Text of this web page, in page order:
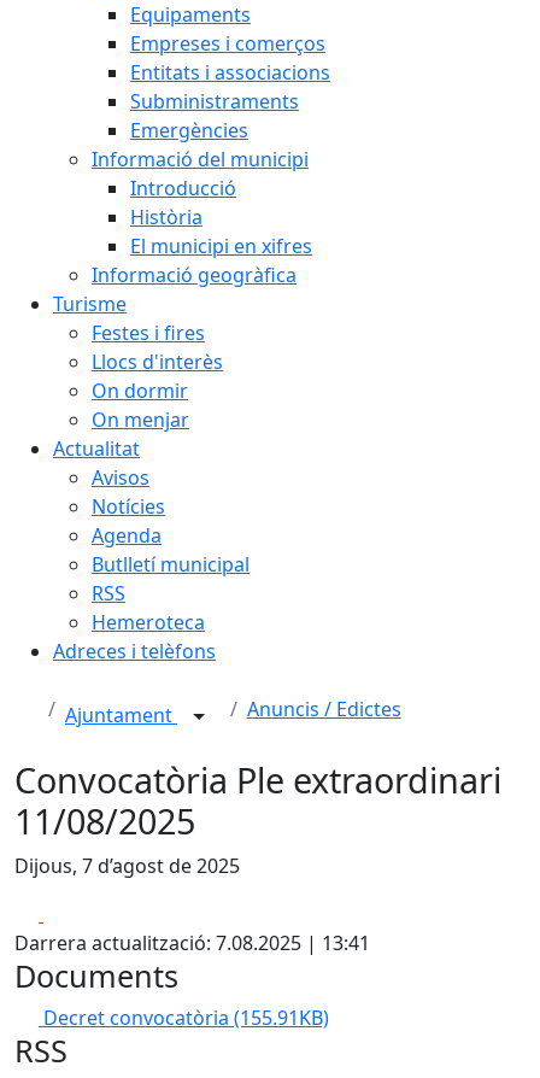
Equipaments
Empreses i comerços
Entitats i associacions
Subministraments
Emergències
Informació del municipi
Introducció
Història
El municipi en xifres
Informació geogràfica
Turisme
Festes i fires
Llocs d'interès
On dormir
On menjar
Actualitat
Avisos
Notícies
Agenda
Butlletí municipal
RSS
Hemeroteca
Adreces i telèfons
Ajuntament Anuncis / Edictes
Convocatòria Ple extraordinari
11/08/2025
Dijous, 7 d’agost de 2025
Darrera actualització: 7.08.2025 | 13:41
Documents
Decret convocatòria (155.91KB)
RSS